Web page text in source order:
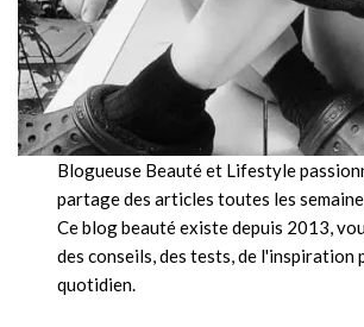
Blogueuse Beauté et Lifestyle
partage des articles toutes les
Ce blog beauté existe depuis 2013,
des conseils, des tests, de l'inspiration
quotidien.